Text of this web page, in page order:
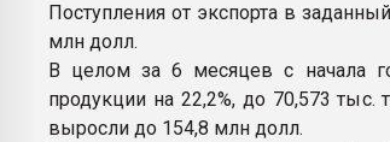
Поступления от экспорта в
млн долл.
В целом за 6 месяцев с начала
продукции на 22,2%, до 70,573 тыс.
выросли до 154,8 млн долл.